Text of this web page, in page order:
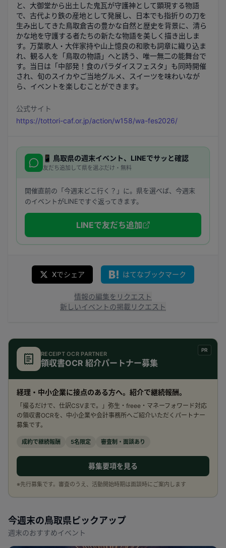
と、大御堂から出土した鬼瓦が守護神として顕現する物語
で、古代より鉄の産地として発展し、日本でも指折りの刀を
生み出してきた鳥取倉吉の豊かな自然と歴史を背景に、清ら
かな地を守護する者たちの新たな物語を美しく描き出しま
す。万葉歌人・大伴家持や山上憶良の和歌も詞章に織り込ま
れ、観る人を「鳥取の物語」へと誘う、唯一無二の能舞台で
す。当日は「中部発！食のパラダイスフェスタ」も同時開催
され、旬のスイカやご当地グルメ、スイーツを味わいなが
ら、イベントを楽しむことができます。
公式サイト
https://tottori-caf.or.jp/action/w158/wa-fes2026/
📱 鳥取県の週末イベント、LINEでサッと確認
友だち追加して県を選ぶだけ・無料
開催直前の「今週末どこ行く？」に。県を選べば、今週末
のイベントがLINEですぐ返ってきます。
LINEで友だち追加
Xでシェア はてなブックマーク
情報の編集をリクエスト
新しいイベントの掲載リクエスト
PR
RECEIPT OCR PARTNER
領収書OCR 紹介パートナー募集
経理・中小企業に接点のある方へ。紹介で継続報酬。
「撮るだけで、仕訳CSVまで。」弥生・freee・マネーフォワード対応
の領収書OCRを、中小企業や会計事務所へご紹介いただくパートナー
募集です。
成約で継続報酬 5名限定 審査制・面談あり
募集要項を見る
※先行募集です。審査のうえ、活動開始時期は面談時にご案内します
今週末の鳥取県 ピックアップ
週末のおすすめイベント